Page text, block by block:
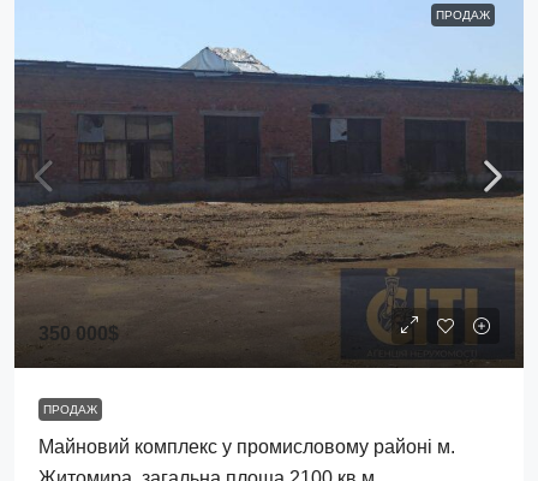
ПРОДАЖ
350 000$
ПРОДАЖ
Майновий комплекс у промисловому районі м.